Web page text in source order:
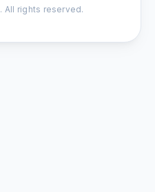
. All rights reserved.